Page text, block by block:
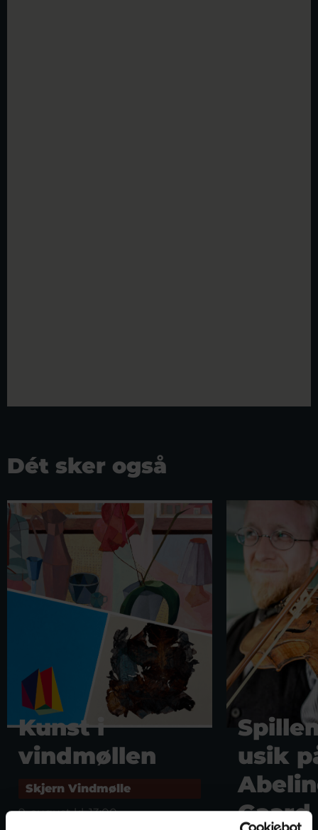
Dét sker også
Kunst i
vindmøllen
Skjern Vindmølle
9. august kl. 13:00
usik
Gaard